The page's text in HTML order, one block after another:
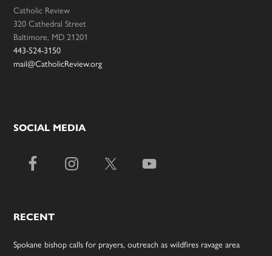
Catholic Review
320 Cathedral Street
Baltimore, MD 21201
443-524-3150
mail@CatholicReview.org
SOCIAL MEDIA
RECENT
Spokane bishop calls for prayers, outreach as wildfires ravage area